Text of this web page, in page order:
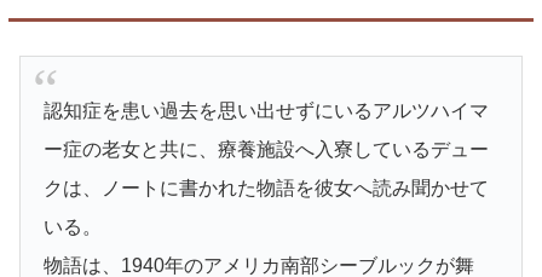
認知症を患い過去を思い出せずにいるアルツハイマ
ー症の老女と共に、療養施設へ入寮しているデュー
クは、ノートに書かれた物語を彼女へ読み聞かせて
いる。
物語は、1940年のアメリカ南部シーブルックが舞